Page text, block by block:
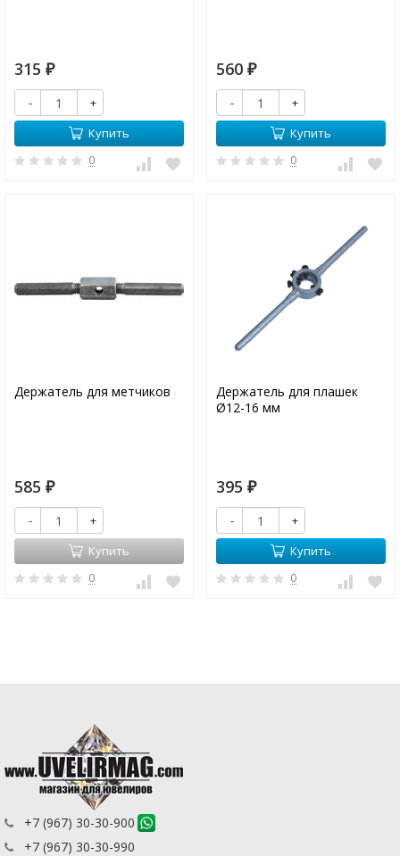
315 ₽
-
+
Купить
0
560 ₽
-
+
Купить
0
Держатель для метчиков
585 ₽
-
+
Купить
0
Держатель для плашек
Ø12-16 мм
395 ₽
-
+
Купить
0
+7 (967) 30-30-900
+7 (967) 30-30-990